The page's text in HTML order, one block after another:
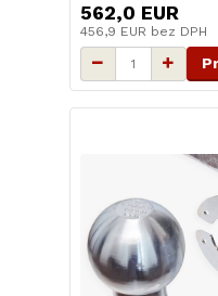
562,0 EUR
456,9 EUR bez DPH